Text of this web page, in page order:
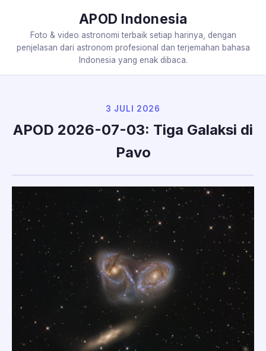
APOD Indonesia
Foto & video astronomi terbaik setiap harinya, dengan
penjelasan dari astronom profesional dan terjemahan bahasa
Indonesia yang enak dibaca.
3 JULI 2026
APOD 2026-07-03: Tiga Galaksi di
Pavo